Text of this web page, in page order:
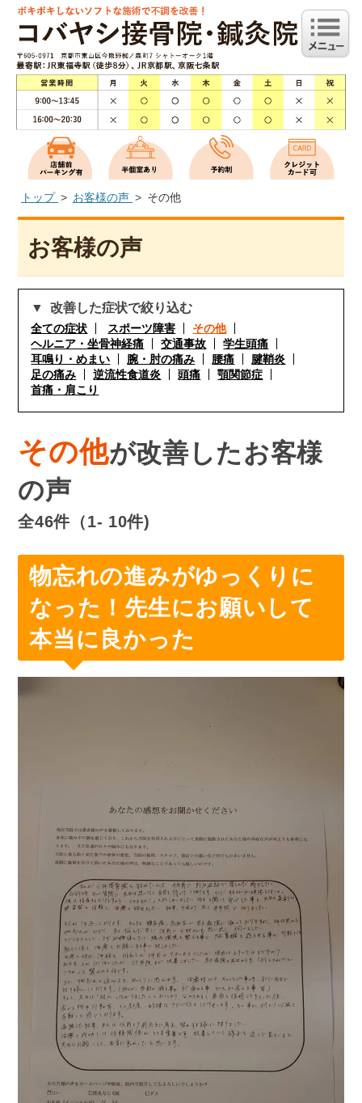
トップ お客様の声 その他
お客様の声
改善した症状で絞り込む
全ての症状 スポーツ障害
その他
ヘルニア・坐骨神経痛
交通事故
学生頭痛
耳鳴り・めまい
腕・肘の痛み 腰痛
腱鞘炎
足の痛み
逆流性食道炎 頭痛
顎関節症
首痛・肩こり
その他が改善したお客様
の声
全46件（1- 10件)
物忘れの進みがゆっくりに
なった！先生にお願いして
本当に良かった